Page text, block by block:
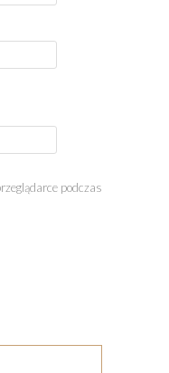
podczas